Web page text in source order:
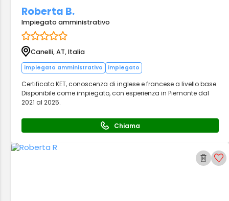
Roberta B.
Impiegato amministrativo
Canelli, AT, Italia
impiegato amministrativo impiegato
Certificato KET, conoscenza di inglese e francese a livello base.
Disponibile come impiegato, con esperienza in Piemonte dal
2021 al 2025.
Chiama